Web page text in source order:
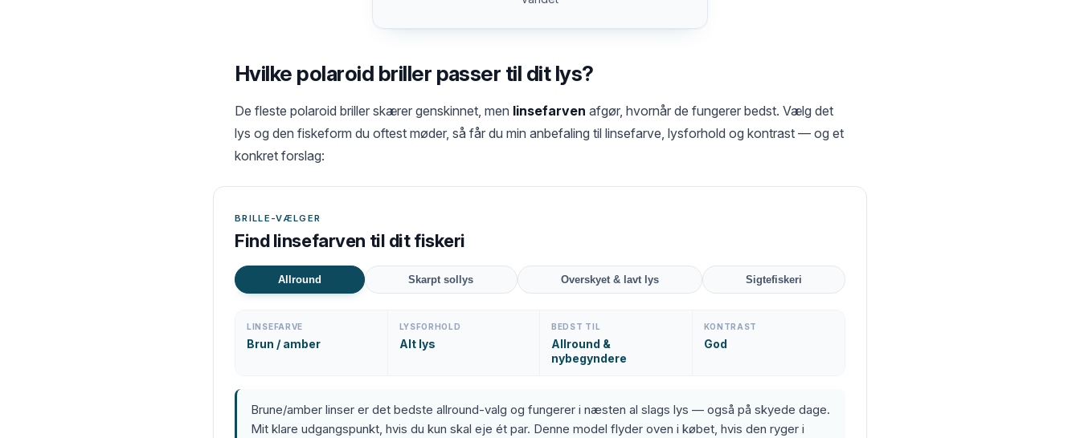
Hvilke polaroid briller passer til dit lys?
De fleste polaroid briller skærer genskinnet, men linsefarven afgør, hvornår de fungerer bedst. Vælg det
lys og den fiskeform du oftest møder, så får du min anbefaling til linsefarve, lysforhold og kontrast — og et
konkret forslag:
BRILLE-VÆLGER
Find linsefarven til dit fiskeri
Allround Skarpt sollys Overskyet & lavt lys Sigtefiskeri
LINSEFARVE
Brun / amber
LYSFORHOLD
Alt lys
BEDST TIL
Allround &
nybegyndere
KONTRAST
God
Brune/amber linser er det bedste allround-valg og fungerer i næsten al slags lys — også på skyede dage.
Mit klare udgangspunkt, hvis du kun skal eje ét par. Denne model flyder oven i købet, hvis den ryger i